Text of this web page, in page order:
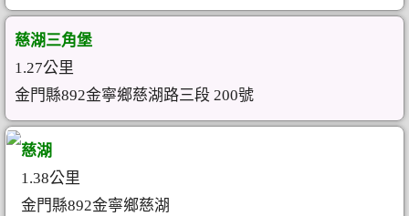
慈湖三角堡
1.27公里
金門縣892金寧鄉慈湖路三段 200號
慈湖
1.38公里
金門縣892金寧鄉慈湖